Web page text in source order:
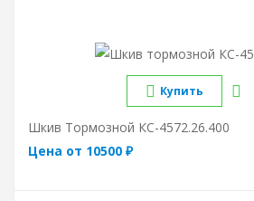
Купить
Шкив Тормозной КС-4572.26.400
Цена от 10500 ₽